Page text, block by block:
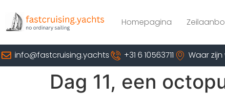
Homepagina
info@fastcruising.yachts +31 6 10563711 Waar zijn
Dag 11, een